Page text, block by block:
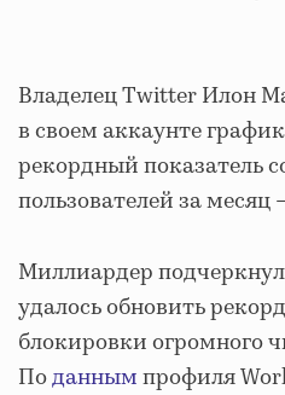
Владелец Twitter Илон
в своем аккаунте
рекордный показатель
пользователей за месяц
Миллиардер
удалось обновить
блокировки огромного
Поданнымпрофиля